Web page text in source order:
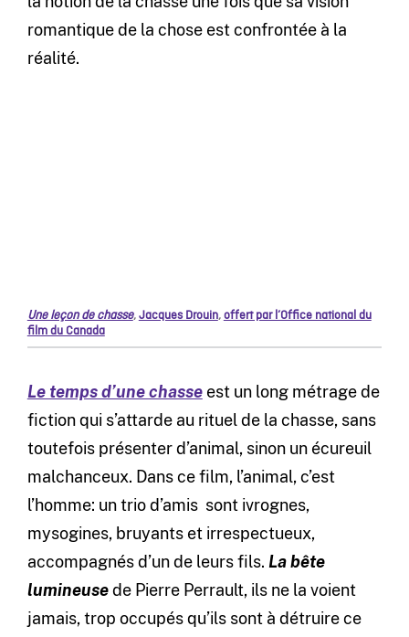
romantique de la chose est confrontée à la
réalité.
Une leçon de chasse,Jacques Drouin,offert par l’Office national du
film du Canada
Le temps d’une chasseest un long métrage de
fiction qui s’attarde au rituel de la chasse, sans
toutefois présenter d’animal, sinon un écureuil
malchanceux. Dans ce film, l’animal, c’est
l’homme: un trio d’amis sont ivrognes,
mysogines, bruyants et irrespectueux,
accompagnés d’un de leurs fils. La bête
lumineusede Pierre Perrault, ils ne la voient
jamais, trop occupés qu’ils sont à détruire ce